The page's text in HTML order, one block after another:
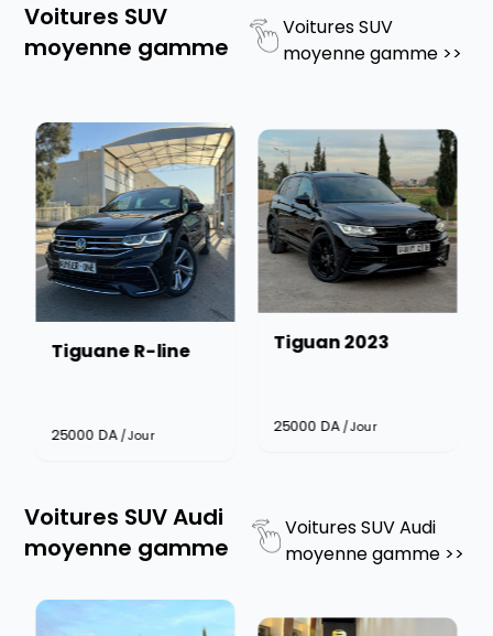
Voitures SUV
moyenne gamme
Voitures SUV
moyenne gamme >>
Tiguane R-line
25000 DA/Jour
Tiguan 2023
25000 DA/Jour
Voitures SUV Audi
moyenne gamme
Voitures SUV Audi
moyenne gamme >>